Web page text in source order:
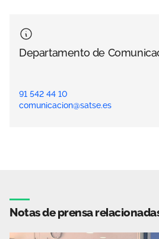
Departamento de
91 542 44 10
comunicacion@satse.es
Notas de prensa